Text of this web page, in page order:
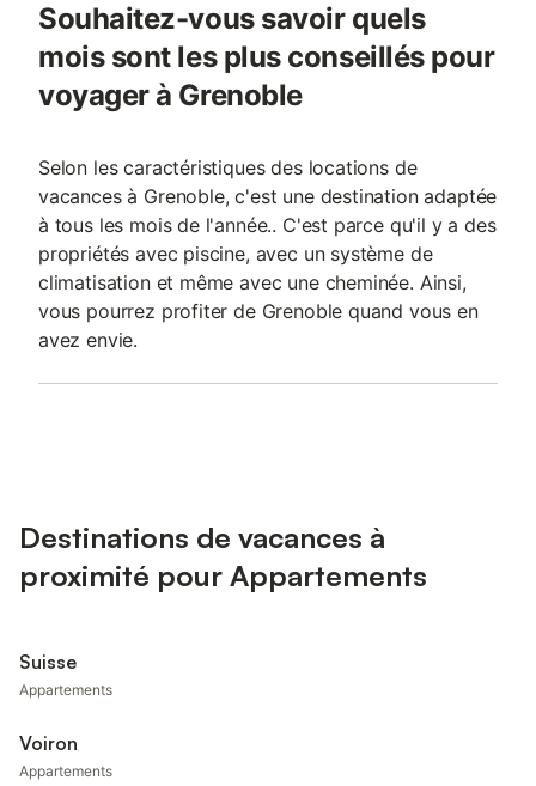
Souhaitez-vous savoir quels
mois sont les plus conseillés pour
voyager à Grenoble
Selon les caractéristiques des locations de
vacances à Grenoble, c'est une destination adaptée
à tous les mois de l'année.. C'est parce qu'il y a des
propriétés avec piscine, avec un système de
climatisation et même avec une cheminée. Ainsi,
vous pourrez profiter de Grenoble quand vous en
avez envie.
Destinations de vacances à
proximité pour Appartements
Suisse
Appartements
Voiron
Appartements